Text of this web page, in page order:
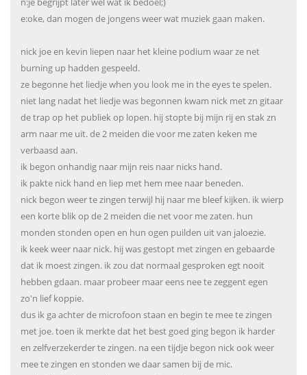
e:oke, dan mogen de jongens weer wat muziek gaan maken.
nick joe en kevin liepen naar het kleine podium waar ze net
burning up hadden gespeeld.
ze begonne het liedje when you look me in the eyes te spelen.
niet lang nadat het liedje was begonnen kwam nick met zn gitaar
de trap op het publiek op lopen. hij stopte bij mijn rij en stak zn
arm naar me uit. de 2 meiden die voor me zaten keken me
verbaasd aan.
ik begon onhandig naar mijn reis naar nicks hand.
ik pakte nick hand en liep met hem mee naar beneden.
nick begon weer te zingen terwijl hij naar me bleef kijken. ik wierp
een korte blik op de 2 meiden die net voor me zaten. hun
monden stonden open en hun ogen puilden uit van jaloezie.
ik keek weer naar nick. hij was gestopt met zingen en gebaarde
dat ik moest zingen. ik zou dat normaal gesproken egt nooit
hebben gdaan. maar probeer maar eens nee te zeggent egen
zo'n lief koppie.
dus ik ga achter de microfoon staan en begin te mee te zingen
met joe. toen ik merkte dat het best goed ging begon ik harder
en zelfverzekerder te zingen. na een tijdje begon nick ook weer
mee te zingen en stonden we daar samen bij de mic.